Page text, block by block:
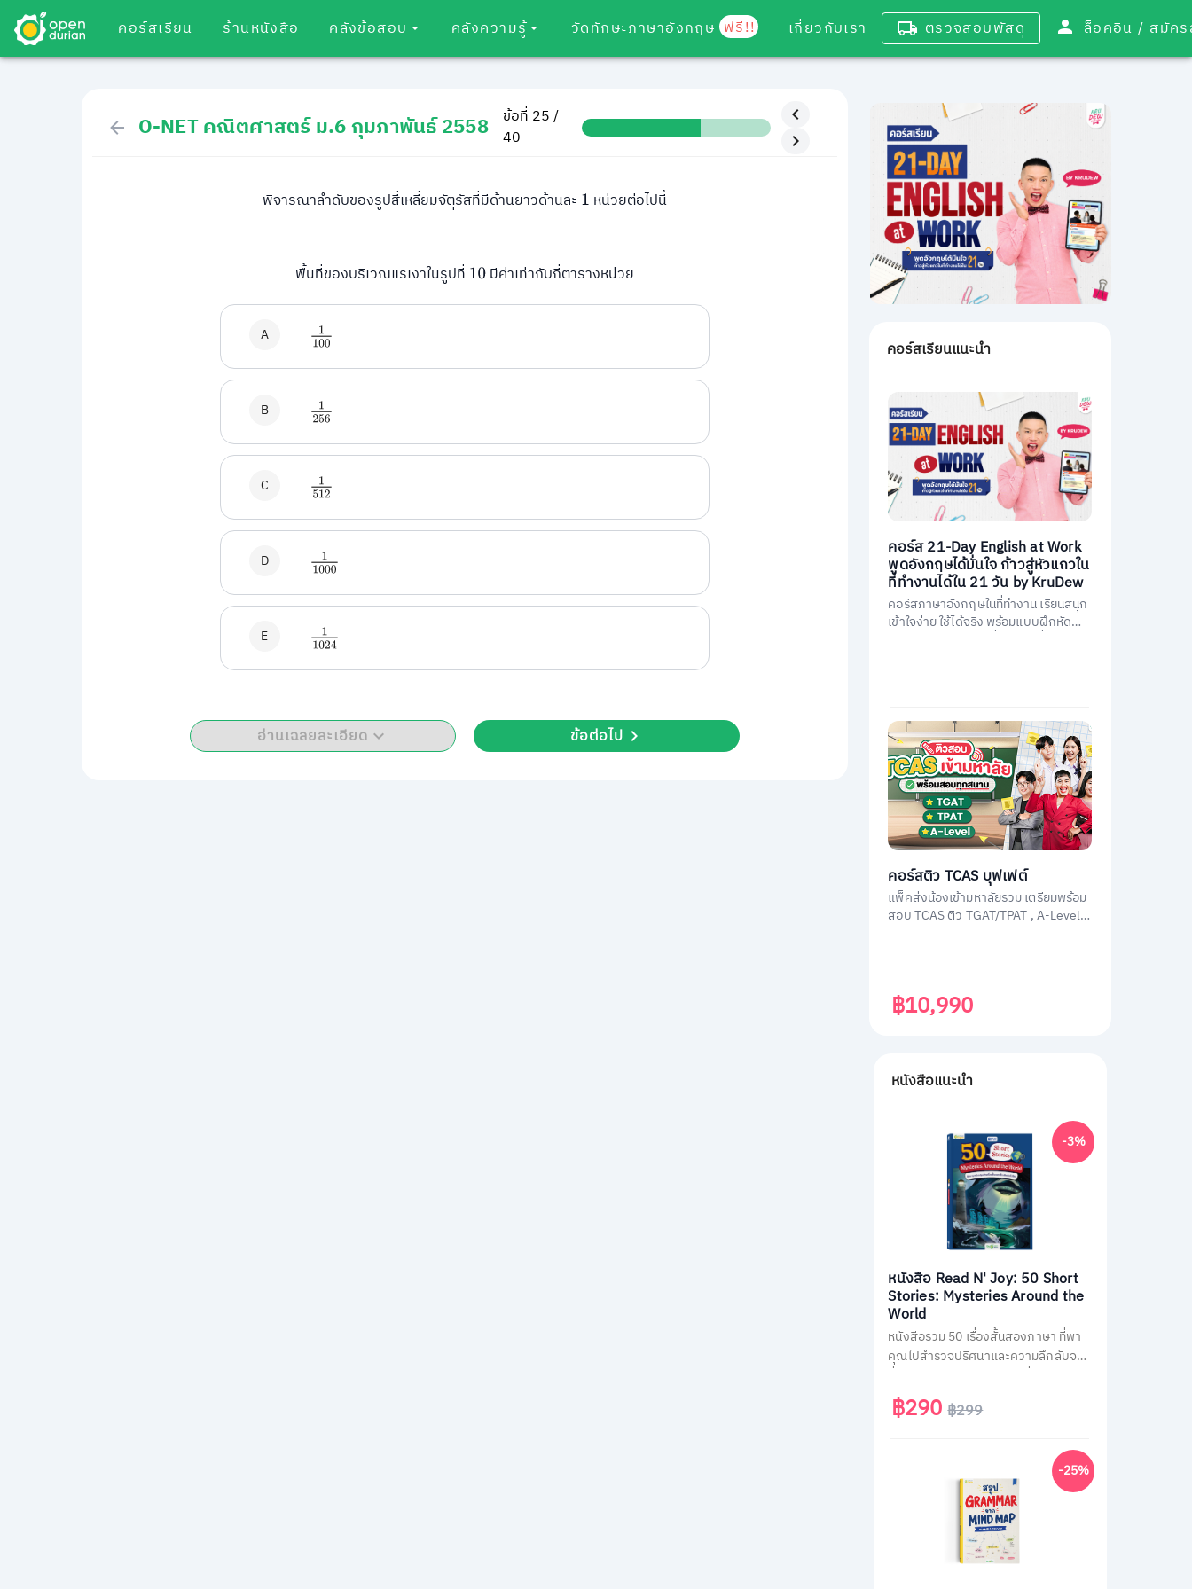
คอร์สเรียน ร้านหนังสือ คลังข้อสอบ คลังความรู้ วัดทักษะภาษาอังกฤษ ฟรี!! เกี่ยวกับเรา ตรวจสอบพัสดุ ล็อคอิน /
O-NET คณิตศาสตร์ ม.6 กุมภาพันธ์ 2558
ข้อที่ 25 /
40
พิจารณาลำดับของรูปสี่เหลี่ยมจัตุรัสที่มีด้านยาวด้านละ 1 หน่วยต่อไปนี้
พื้นที่ของบริเวณแรเงาในรูปที่ 10มีค่าเท่ากับกี่ตารางหน่วย
A 1100
B 1256
C 1512
D 11000
E 11024
อ่านเฉลยละเอียด ข้อต่อไป
คอร์สเรียนแนะนำ
คอร์ส 21-Day English at Work
พูดอังกฤษได้มั่นใจ ก้าวสู่หัวแถวใน
ที่ทำงานได้ใน 21 วัน by KruDew
คอร์สภาษาอังกฤษในที่ทำงาน เรียนสนุก
เข้าใจง่าย ใช้ได้จริง พร้อมแบบฝึกหัดนำ
คอร์สติว TCAS บุฟเฟต์
แพ็คส่งน้องเข้ามหาลัยรวม เตรียมพร้อม
สอบ TCAS ติว TGAT/TPAT , A-Level
฿10,990
หนังสือแนะนำ
หนังสือ Read N' Joy: 50 Short
Stories: Mysteries Around the
World
หนังสือรวม 50 เรื่องสั้นสองภาษา ที่พา
คุณไปสำรวจปริศนาและความลึกลับจาก
และสามเหลี่ยมเบอร์มิวด้า อ่านง่าย จบใน
หน้าเดียว พร้อม QR Code ฟังเสียง
1,500 คำ ช่วยพัฒนาทักษะอ่าน-ฟัง
ภาษาอังกฤษได้อย่างสนุกสนาน เหมาะ
สำหรับผู้ที่ชอบเรื่องลึกลับและต้องการ
ฝึกภาษาในเวลาเดียวกัน
-3%
฿290฿299
-25%